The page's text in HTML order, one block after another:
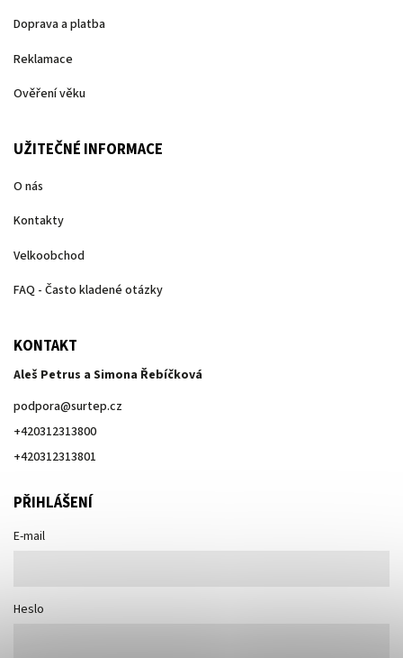
Doprava a platba
Reklamace
Ověření věku
UŽITEČNÉ INFORMACE
O nás
Kontakty
Velkoobchod
FAQ - Často kladené otázky
KONTAKT
Aleš Petrus a Simona Řebíčková
podpora@surtep.cz
+420312313800
+420312313801
PŘIHLÁŠENÍ
E-mail
Heslo